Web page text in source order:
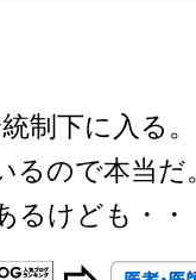
制下に入る。
るので本当だ
るけども・・